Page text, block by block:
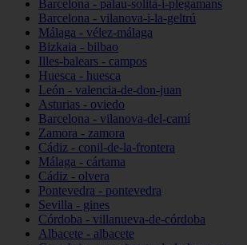
Barcelona - palau-solità-i-plegamans
Barcelona - vilanova-i-la-geltrú
Málaga - vélez-málaga
Bizkaia - bilbao
Illes-balears - campos
Huesca - huesca
León - valencia-de-don-juan
Asturias - oviedo
Barcelona - vilanova-del-camí
Zamora - zamora
Cádiz - conil-de-la-frontera
Málaga - cártama
Cádiz - olvera
Pontevedra - pontevedra
Sevilla - gines
Córdoba - villanueva-de-córdoba
Albacete - albacete